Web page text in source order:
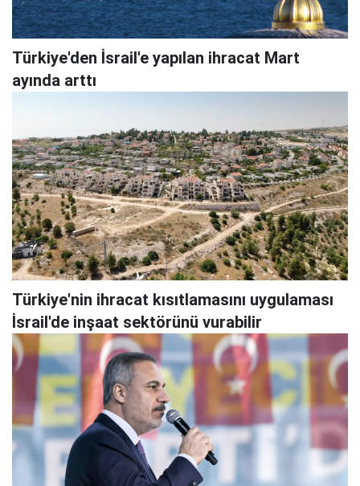
Türkiye'den İsrail'e yapılan ihracat Mart
ayında arttı
Türkiye'nin ihracat kısıtlamasını uygulaması
İsrail'de inşaat sektörünü vurabilir